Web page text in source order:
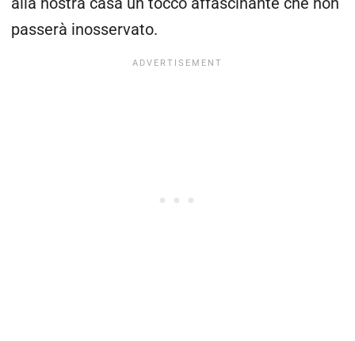
passerà inosservato.